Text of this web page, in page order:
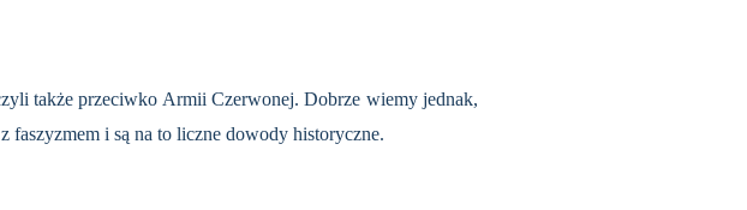
także przeciwko Armii Czerwonej. Dobrze wiemy jednak,
i są na to liczne dowody historyczne.